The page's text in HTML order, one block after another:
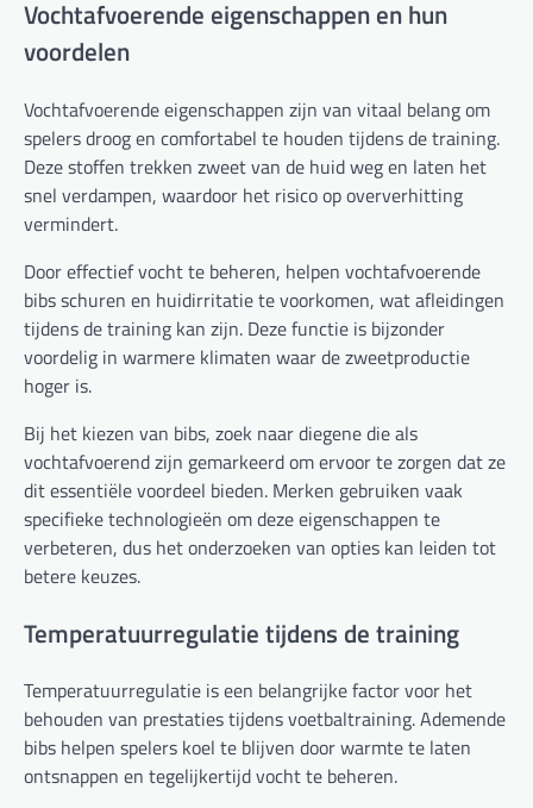
Vochtafvoerende eigenschappen en hun
voordelen
Vochtafvoerende eigenschappen zijn van vitaal belang om
spelers droog en comfortabel te houden tijdens de training.
Deze stoffen trekken zweet van de huid weg en laten het
snel verdampen, waardoor het risico op oververhitting
vermindert.
Door effectief vocht te beheren, helpen vochtafvoerende
bibs schuren en huidirritatie te voorkomen, wat afleidingen
tijdens de training kan zijn. Deze functie is bijzonder
voordelig in warmere klimaten waar de zweetproductie
hoger is.
Bij het kiezen van bibs, zoek naar diegene die als
vochtafvoerend zijn gemarkeerd om ervoor te zorgen dat ze
dit essentiële voordeel bieden. Merken gebruiken vaak
specifieke technologieën om deze eigenschappen te
verbeteren, dus het onderzoeken van opties kan leiden tot
betere keuzes.
Temperatuurregulatie tijdens de training
Temperatuurregulatie is een belangrijke factor voor het
behouden van prestaties tijdens voetbaltraining. Ademende
bibs helpen spelers koel te blijven door warmte te laten
ontsnappen en tegelijkertijd vocht te beheren.